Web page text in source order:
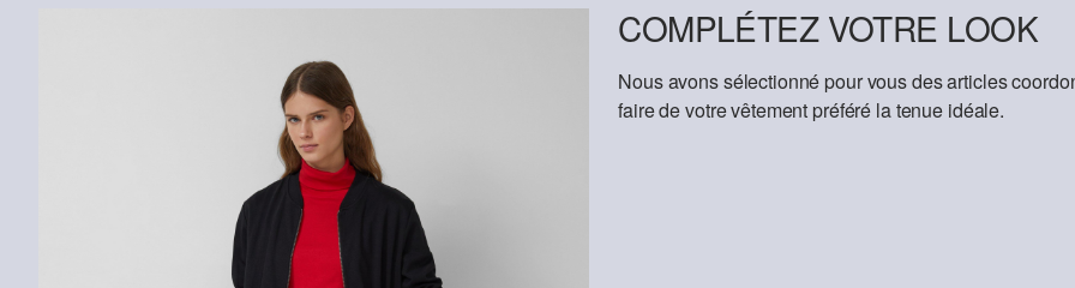
COMPLÉTEZ VOTRE LOOK
Nous avons sélectionné pour vous des articles
faire de votre vêtement préféré la tenue idéale.